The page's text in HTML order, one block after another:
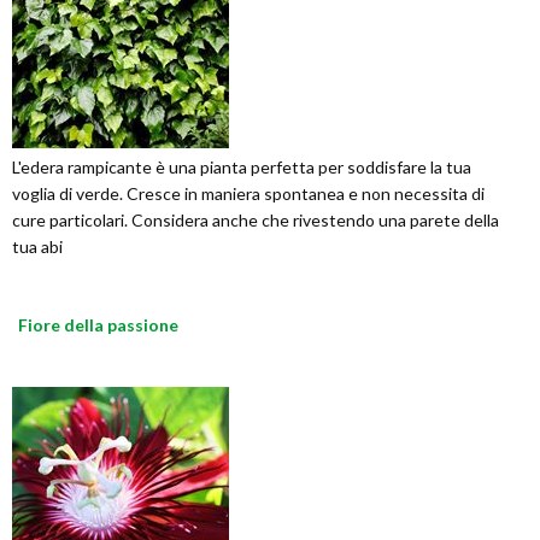
L'edera rampicante è una pianta perfetta per soddisfare la tua
voglia di verde. Cresce in maniera spontanea e non necessita di
cure particolari. Considera anche che rivestendo una parete della
tua abi
Fiore della passione